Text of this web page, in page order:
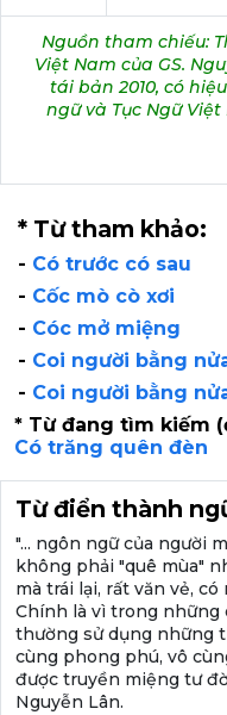
Nguồn tham chiếu:
Việt Nam của GS.
tái bản 2010, có
ngữ và Tục Ngữ
* Từ tham khảo:
- Có trước có sau
- Cốc mò cò xơi
- Cóc mở miệng
- Coi người bằng
- Coi người bằng
* Từ đang tìm kiếm
Có trăng quên đèn
Từ điển thành
"... ngôn ngữ của người
không phải "quê mùa"
mà trái lại, rất văn vẻ,
Chính là vì trong những
thường sử dụng những
cùng phong phú, vô
được truyền miệng tư
Nguyễn Lân.